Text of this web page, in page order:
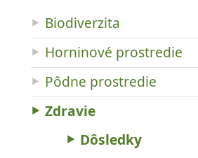
Biodiverzita
Horninové prostredie
Pôdne prostredie
Zdravie
Dôsledky